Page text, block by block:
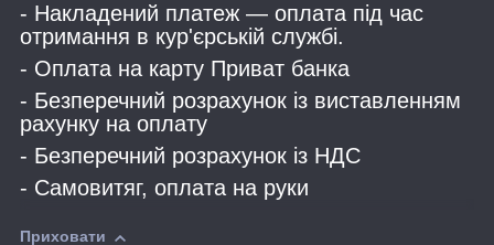
- Накладений платеж — оплата під час
отримання в кур'єрській службі.
- Оплата на карту Приват банка
- Безперечний розрахунок із виставленням
рахунку на оплату
- Безперечний розрахунок із НДС
- Самовитяг, оплата на руки
Приховати